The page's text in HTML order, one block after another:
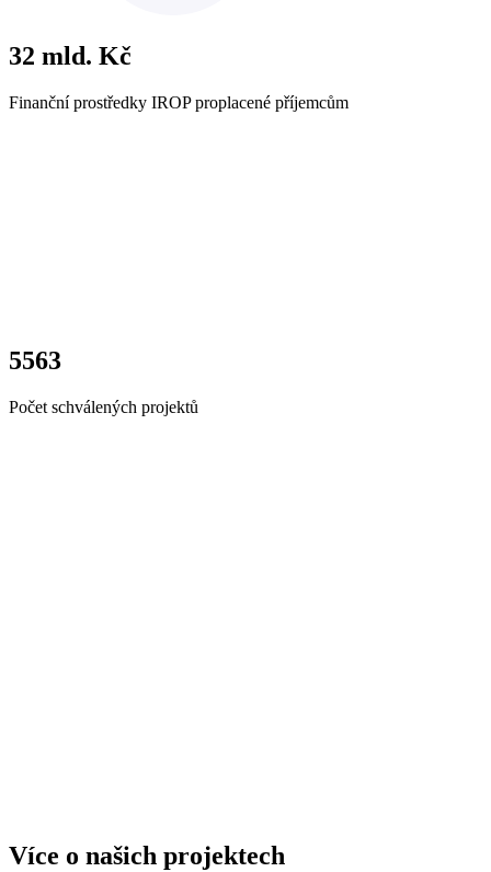
32 mld. Kč
Finanční prostředky IROP proplacené příjemcům
5563
Počet schválených projektů
Více o našich projektech